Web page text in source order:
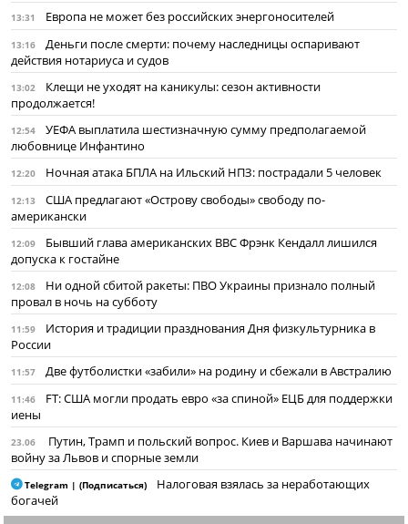
13:31 Европа не может без российских энергоносителей
13:16
Деньги после смерти: почему наследницы оспаривают
действия нотариуса и судов
13:02
Клещи не уходят на каникулы: сезон активности
продолжается!
12:54
УЕФА выплатила шестизначную сумму предполагаемой
любовнице Инфантино
12:20 Ночная атака БПЛА на Ильский НПЗ: пострадали 5 человек
12:13
США предлагают «Острову свободы» свободу по-
американски
12:09
Бывший глава американских ВВС Фрэнк Кендалл лишился
допуска к гостайне
12:08
Ни одной сбитой ракеты: ПВО Украины признало полный
провал в ночь на субботу
11:59
История и традиции празднования Дня физкультурника в
России
11:57 Две футболистки «забили» на родину и сбежали в Австралию
11:46
FT: США могли продать евро «за спиной» ЕЦБ для поддержки
иены
23.06
Путин, Трамп и польский вопрос. Киев и Варшава начинают
войну за Львов и спорные земли
Telegram | (Подписаться)
Налоговая взялась за неработающих
богачей